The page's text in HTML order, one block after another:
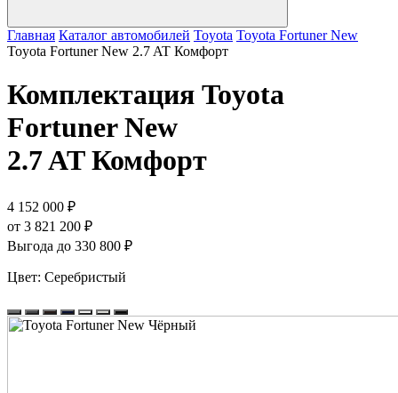
Главная Каталог автомобилей Toyota Toyota Fortuner New
Toyota Fortuner New 2.7 AT Комфорт
Комплектация Toyota
Fortuner New
2.7 AT Комфорт
4 152 000 ₽
от 3 821 200 ₽
Выгода до 330 800 ₽
Цвет: Серебристый